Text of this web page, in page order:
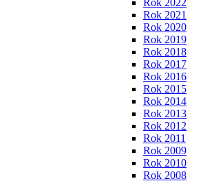
Rok 2022
Rok 2021
Rok 2020
Rok 2019
Rok 2018
Rok 2017
Rok 2016
Rok 2015
Rok 2014
Rok 2013
Rok 2012
Rok 2011
Rok 2009
Rok 2010
Rok 2008